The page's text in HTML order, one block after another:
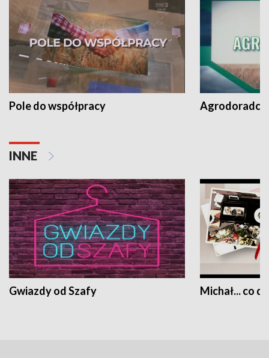
Pole do współpracy Agrodoradcy
INNE
Gwiazdy od Szafy Michał... co